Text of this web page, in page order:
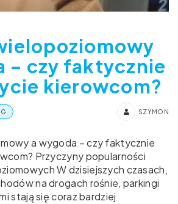
– czy faktycznie
kierowcom?
SZYMON
a wygoda – czy faktycznie
Przyczyny popularności
W dzisiejszych czasach,
na drogach rośnie, parkingi
stają się coraz bardziej